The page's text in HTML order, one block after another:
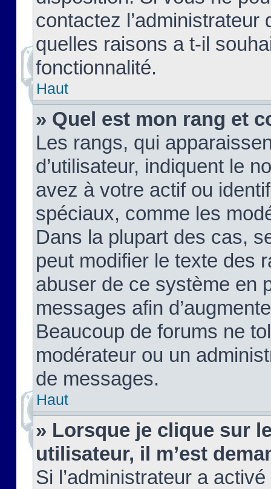
contactez
quelles raisons a t-il
fonctionnalité.
Haut
» Quel est mon rang et
Les rangs, qui
d’utilisateur, indiquent le
avez à votre actif ou
spéciaux, comme les
Dans la plupart des cas,
peut modifier le texte des
abuser de ce système en
messages afin
Beaucoup de forums ne
modérateur ou un
de messages.
Haut
» Lorsque je clique sur
utilisateur, il m’est
Si l’administrateur a